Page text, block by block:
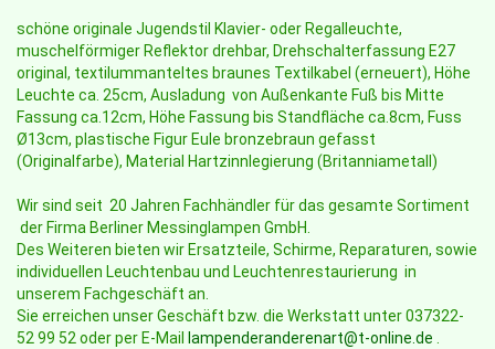
schöne originale Jugendstil Klavier- oder Regalleuchte,
muschelförmiger Reflektor drehbar, Drehschalterfassung E27
original, textilummanteltes braunes Textilkabel (erneuert), Höhe
Leuchte ca. 25cm, Ausladung von Außenkante Fuß bis Mitte
Fassung ca.12cm, Höhe Fassung bis Standfläche ca.8cm, Fuss
Ø13cm, plastische Figur Eule bronzebraun gefasst
(Originalfarbe), Material Hartzinnlegierung (Britanniametall)
Wir sind seit 20 Jahren Fachhändler für das gesamte Sortiment
der Firma Berliner Messinglampen GmbH.
Des Weiteren bieten wir Ersatzteile, Schirme, Reparaturen, sowie
individuellen Leuchtenbau und Leuchtenrestaurierung in
unserem Fachgeschäft an.
Sie erreichen unser Geschäft bzw. die Werkstatt unter 037322-
52 99 52 oder per E-Mail
lampenderanderenart@t-online.de .